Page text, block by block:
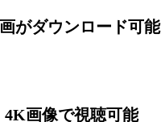
がダウンロード可能
4K画像で視聴可能